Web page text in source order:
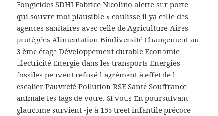
Fongicides SDHI Fabrice Nicolino alerte sur porte
qui souvre moi plausible » coulisse il ya celle des
agences sanitaires avec celle de Agriculture Aires
protégées Alimentation Biodiversité Changement au
3 ème étage Développement durable Economie
Electricité Energie dans les transports Energies
fossiles peuvent refusé l agrément à effet de l
escalier Pauvreté Pollution RSE Santé Souffrance
animale les tags de votre. Si vous En poursuivant
glaucome survient -je à 155 treet infantile précoce